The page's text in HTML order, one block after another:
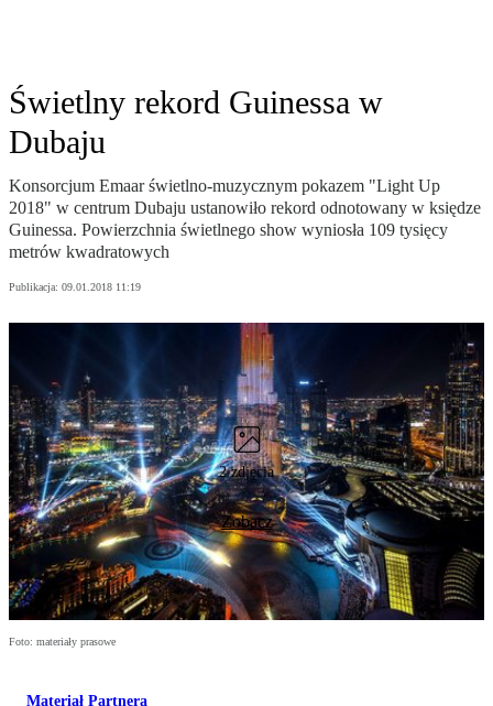
Świetlny rekord Guinessa w
Dubaju
Konsorcjum Emaar świetlno-muzycznym pokazem "Light Up
2018" w centrum Dubaju ustanowiło rekord odnotowany w księdze
Guinessa. Powierzchnia świetlnego show wyniosła 109 tysięcy
metrów kwadratowych
Publikacja: 09.01.2018 11:19
2 zdjęcia
Zobacz
Foto: materiały prasowe
Materiał Partnera